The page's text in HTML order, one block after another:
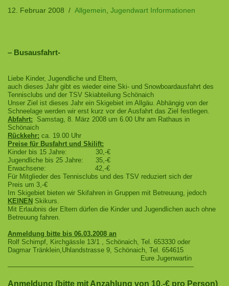
12. Februar 2008 Allgemein, Jugendwart Informationen
– Busausfahrt-
Liebe Kinder, Jugendliche und Eltern,
auch dieses Jahr gibt es wieder eine Ski- und Snowboardausfahrt des
Tennisclubs und der TSV Skiabteilung Schönaich
Unser Ziel ist dieses Jahr ein Skigebiet im Allgäu. Abhängig von der
Schneelage werden wir erst kurz vor der Ausfahrt das Ziel festlegen.
Abfahrt: Samstag, 8. März 2008 um 6.00 Uhr am Rathaus in
Schönaich
Rückkehr: ca. 19.00 Uhr
Preise für Busfahrt und Skilift:
Kinder bis 15 Jahre: 30,-€
Jugendliche bis 25 Jahre: 35,-€
Erwachsene: 42,-€
Für Mitglieder des Tennisclubs und des TSV reduziert sich der
Preis um 3,-€
Im Skigebiet bieten wir Skifahren in Gruppen mit Betreuung, jedoch
KEINEN Skikurs.
Mit Erlaubnis der Eltern dürfen die Kinder und Jugendlichen auch ohne
Betreuung fahren.
Anmeldung bitte bis 06.03.2008 an
Rolf Schimpf, Kirchgässle 13/1 , Schönaich, Tel. 653330 oder
Dagmar Tränklein,Uhlandstrasse 9, Schönaich, Tel. 654615
Eure Jugenwartin
————————————————————————————
Anmeldung (bitte mit Anzahlung von 10,-€ pro Person)